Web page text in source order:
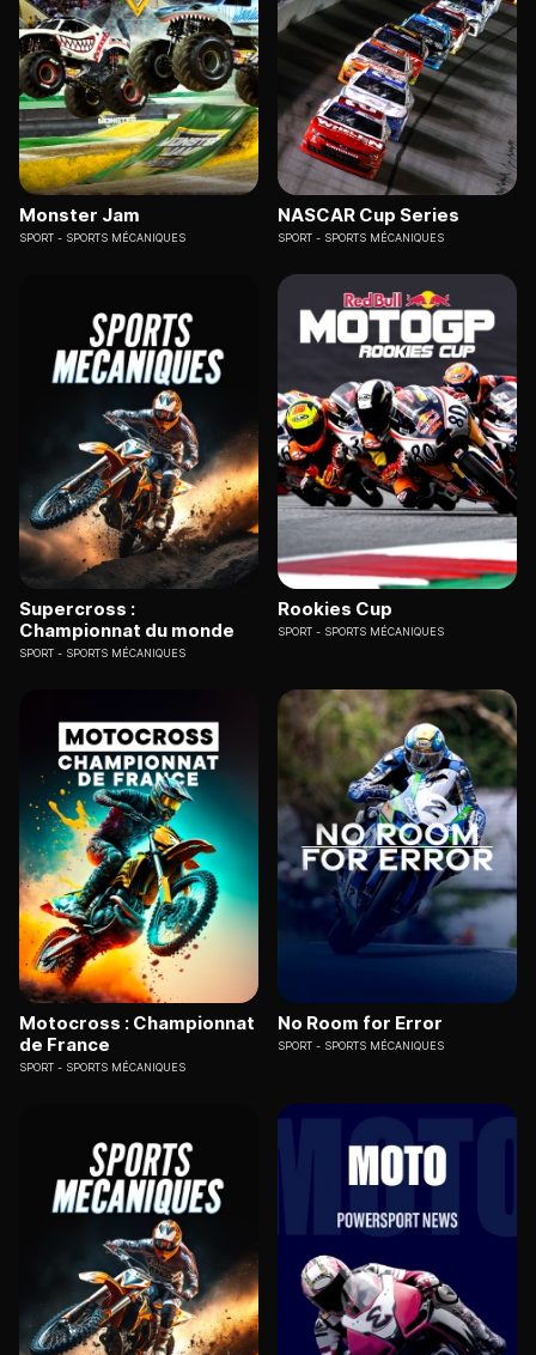
Monster Jam
SPORT SPORTS MÉCANIQUES
NASCAR Cup Series
SPORT SPORTS MÉCANIQUES
Supercross :
Championnat du monde
SPORT SPORTS MÉCANIQUES
Rookies Cup
SPORT SPORTS MÉCANIQUES
Motocross : Championnat
de France
SPORT SPORTS MÉCANIQUES
No Room for Error
SPORT SPORTS MÉCANIQUES